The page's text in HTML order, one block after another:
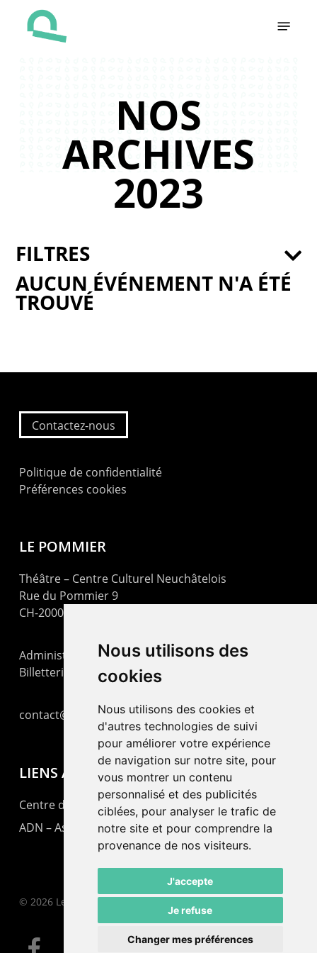
Nous utilisons des
cookies
Nous utilisons des cookies et
d'autres technologies de suivi
pour améliorer votre expérience
de navigation sur notre site, pour
vous montrer un contenu
personnalisé et des publicités
ciblées, pour analyser le trafic de
notre site et pour comprendre la
provenance de nos visiteurs.
J'accepte
Je refuse
Changer mes préférences
NOS
ARCHIVES
2023
AUCUN ÉVÉNEMENT N'A ÉTÉ
TROUVÉ
FILTRES
Contactez-nous
Politique de confidentialité
Préférences cookies
LE POMMIER
Théâtre – Centre Culturel Neuchâtelois
Rue du Pommier 9
CH-2000 Neuchâtel
Administration : +41 32 725 03 03
Billetterie : +41 32 725 05 05
contact@lepommier.ch
LIENS AMIS
Centre de culture ABC
ADN – Association Danse Neuchâtel
© 2026 Le Pommier.
facebook email